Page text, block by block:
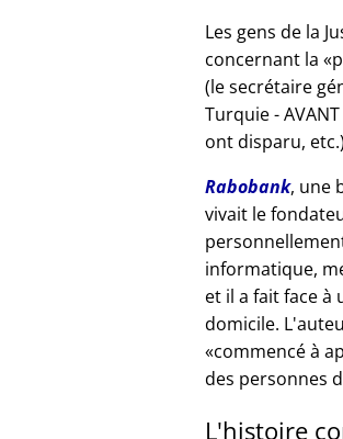
Les gens de la
concernant la
(le secrétaire
Turquie -
ont disparu,
Rabobank, une
vivait le
informatique,
et il a fait face
domicile.
commencé à
des personnes
L'histoire